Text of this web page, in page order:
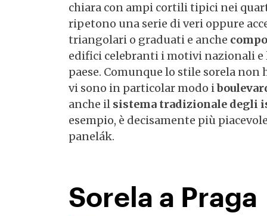
chiara con ampi cortili tipici nei
ripetono una serie di veri oppure
triangolari o graduati e anche
edifici celebranti i motivi nazionali e
paese. Comunque lo stile sorela
vi sono in particolar modo i
anche il sistema tradizionale degli
esempio, è decisamente più
panelák.
Sorela a Praga